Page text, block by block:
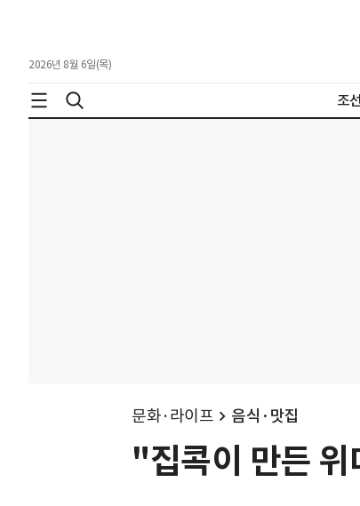
2026년 8월 6일(목)
조
문화·라이프 음식·맛집
"집콕이 만든